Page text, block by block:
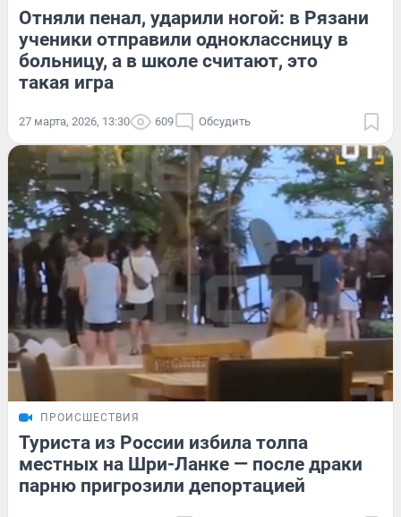
Отняли пенал, ударили ногой: в Рязани
ученики отправили одноклассницу в
больницу, а в школе считают, это
такая игра
27 марта, 2026, 13:30 609 Обсудить
ПРОИСШЕСТВИЯ
Туриста из России избила толпа
местных на Шри-Ланке — после драки
парню пригрозили депортацией